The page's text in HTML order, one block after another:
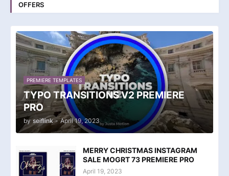
OFFERS
PREMIERE TEMPLATES
TYPO TRANSITIONS V2 PREMIERE
PRO
by seiflink - April 19, 2023
MERRY CHRISTMAS INSTAGRAM
SALE MOGRT 73 PREMIERE PRO
April 19, 2023